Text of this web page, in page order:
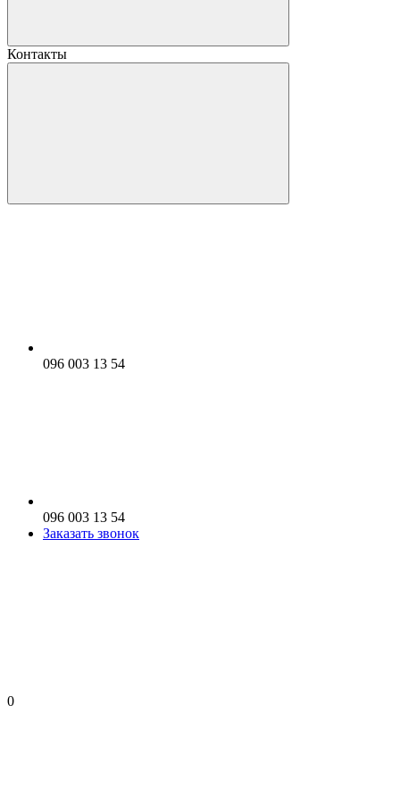
Контакты
096 003 13 54
096 003 13 54
Заказать звонок
0